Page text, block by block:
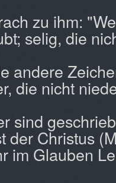
zu ihm:
selig, die
andere
die nicht
sind
der Christus
im Glauben